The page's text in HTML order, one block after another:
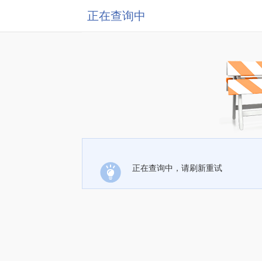
正在查询中
正在查询中，请刷新重试